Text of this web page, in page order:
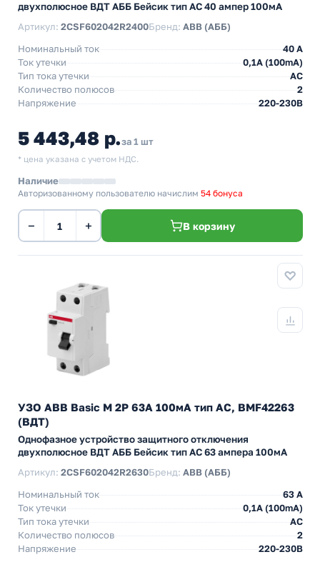
двухполюсное ВДТ АББ Бейсик тип АС 40 ампер 100мА
Артикул: 2CSF602042R2400Бренд: ABB (АББ)
Номинальный ток
40 A
Ток утечки
0,1A (100mA)
Тип тока утечки
AC
Количество полюсов
2
Напряжение
220-230В
5 443,48 р.за 1 шт
* цена указана с учетом НДС.
Наличие
Авторизованному пользователю начислим 54 бонуса
− + В корзину
УЗО ABB Basic M 2P 63A 100мА тип AC, BMF42263
(ВДТ)
Однофазное устройство защитного отключения
двухполюсное ВДТ АББ Бейсик тип АС 63 ампера 100мА
Артикул: 2CSF602042R2630Бренд: ABB (АББ)
Номинальный ток
63 A
Ток утечки
0,1A (100mA)
Тип тока утечки
AC
Количество полюсов
2
Напряжение
220-230В